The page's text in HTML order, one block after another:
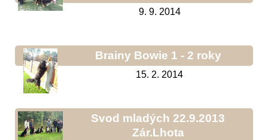
9. 9. 2014
Brainy Bowie 1 - 2 roky
15. 2. 2014
Svod mladých 22.9.2013
Zár.Lhota